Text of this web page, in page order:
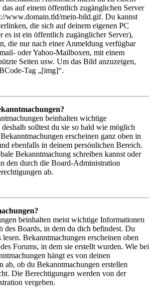
auf einem öffentlich zugänglichen Server
www.domain.tld/mein-bild.gif. Du kannst
die sich auf deinem eigenen PC
es ist ein öffentlich zugänglicher Server),
die nur nach einer Anmeldung verfügbar
oder Yahoo-Mailboxen, mit einem
Seiten usw. Um das Bild anzuzeigen,
Tag „[img]“.
beinhalten wichtige
solltest du sie so bald wie möglich
erscheinen ganz oben in
ebenfalls in deinem persönlichen Bereich.
Bekanntmachung schreiben kannst oder
den durch die Board-Administration
ab.
beinhalten meist wichtige Informationen
des Boards, in dem du dich befindest. Du
lesen. Bekanntmachungen erscheinen oben
Forums, in dem sie erstellt wurden. Wie bei
hängt es von deinen
ab, ob du Bekanntmachungen erstellen
Die Berechtigungen werden von der
vergeben.